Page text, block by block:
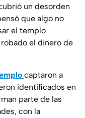
un desorden
que algo no
el templo
el dinero de
captaron a
identificados en
parte de las
con la